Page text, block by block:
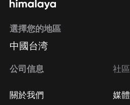
方法 Google Play取消訂閱方法
選擇您的地區
中國台湾
公司信息
關於我們
社區
媒體